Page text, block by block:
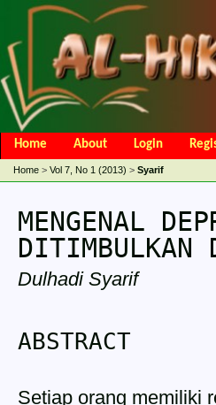
Home About Login
Open Access Policy
Article
Home > Vol 7, No 1 (2013) > Syarif
MENGENAL
DITIMBULKAN
Dulhadi Syarif
ABSTRACT
Setiap orang memiliki